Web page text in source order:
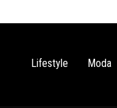
Lifestyle Moda